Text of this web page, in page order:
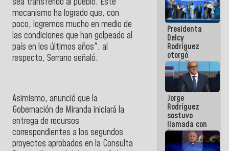
mecanismo ha logrado que, con
poco, logremos mucho en medio de
las condiciones que han golpeado al
país en los últimos años", al
respecto, Serrano señaló.
Asimismo, anunció que la
Gobernación de Miranda iniciará la
entrega de recursos
correspondientes a los segundos
proyectos aprobados en la Consulta
adaptarse
al plan de
ahorro
energético
Presidenta
Delcy
Rodríguez
otorgó
medalla
"Héroe de
Venezuela"
a servidores
públicos
Jorge
Rodríguez
sostuvo
llamada con
Dinorah
Figuera y